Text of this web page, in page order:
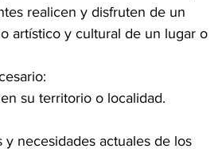
realicen y disfruten de un
artístico y cultural de un lugar o
su territorio o localidad. 
necesidades actuales de los